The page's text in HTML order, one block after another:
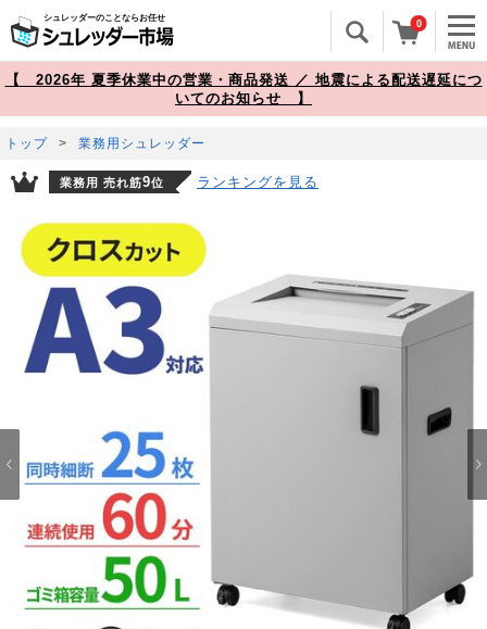
シュレッダーのことならお任せ
0
【 2026年 夏季休業中の営業・商品発送 ／ 地震による配送遅延につ
いてのお知らせ 】
トップ > 業務用シュレッダー
業務用 売れ筋9位 ランキングを見る